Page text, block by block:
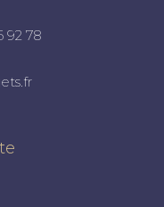
92 78